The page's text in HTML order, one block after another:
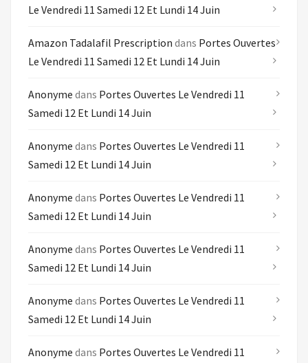
Le Vendredi 11 Samedi 12 Et Lundi 14 Juin
Amazon Tadalafil Prescription dans Portes Ouvertes
Le Vendredi 11 Samedi 12 Et Lundi 14 Juin
Anonyme dans Portes Ouvertes Le Vendredi 11
Samedi 12 Et Lundi 14 Juin
Anonyme dans Portes Ouvertes Le Vendredi 11
Samedi 12 Et Lundi 14 Juin
Anonyme dans Portes Ouvertes Le Vendredi 11
Samedi 12 Et Lundi 14 Juin
Anonyme dans Portes Ouvertes Le Vendredi 11
Samedi 12 Et Lundi 14 Juin
Anonyme dans Portes Ouvertes Le Vendredi 11
Samedi 12 Et Lundi 14 Juin
Anonyme dans Portes Ouvertes Le Vendredi 11